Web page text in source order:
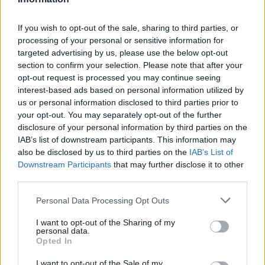
If you wish to opt-out of the sale, sharing to third parties, or
processing of your personal or sensitive information for
targeted advertising by us, please use the below opt-out
section to confirm your selection. Please note that after your
opt-out request is processed you may continue seeing
interest-based ads based on personal information utilized by
us or personal information disclosed to third parties prior to
your opt-out. You may separately opt-out of the further
disclosure of your personal information by third parties on the
IAB’s list of downstream participants. This information may
also be disclosed by us to third parties on the IAB’s List of
Downstream Participants that may further disclose it to other
Personal Data Processing Opt Outs
I want to opt-out of the Sharing of my
personal data.
Opted In
Μπορεί η τεχνητή νοημοσύνη και οι σημαντικές τεχνολογικές
καινοτομίες που τη συνοδεύουν να έχουν τη δυνατότητα να
ενισχύσουν την παραγωγικότητα, την ανάπτυξη και την οικονομία
κάθε χώρας, δημιουργώντας μεγάλες επενδυτικές ευκαιρίες, νέες
θέσεις εργασίας, ακόμη και ολόκληρες βιομηχανίες, ωστόσο πριν
γίνουν ορατά τα μακροπρόθεσμα οφέλη της, η επενδυτική έκρηξη
γύρω από αυτή αρχίζει να έχει ένα άμεσο και λιγότερο ευχάριστο
αποτέλεσμα: υψηλότερες τιμές για τους καταναλωτές.
NEWSROOM/ 30 Ιουλ 2026